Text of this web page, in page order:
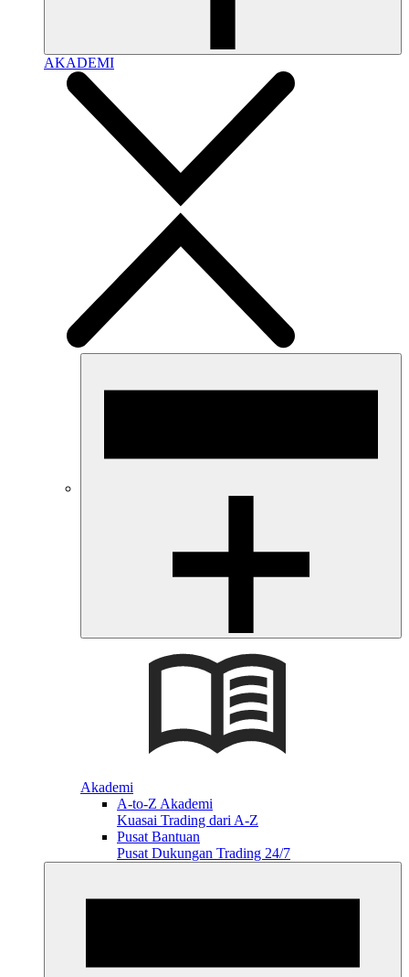
AKADEMI
Akademi
A-to-Z Akademi
Kuasai Trading dari A-Z
Pusat Bantuan
Pusat Dukungan Trading 24/7